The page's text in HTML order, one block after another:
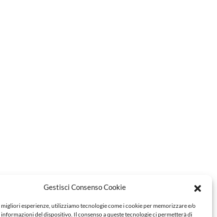
Gestisci Consenso Cookie
esperienze, utilizziamo tecnologie come i cookie per memorizzare e/o
informazioni del dispositivo. Il consenso a queste tecnologie ci permetterà di